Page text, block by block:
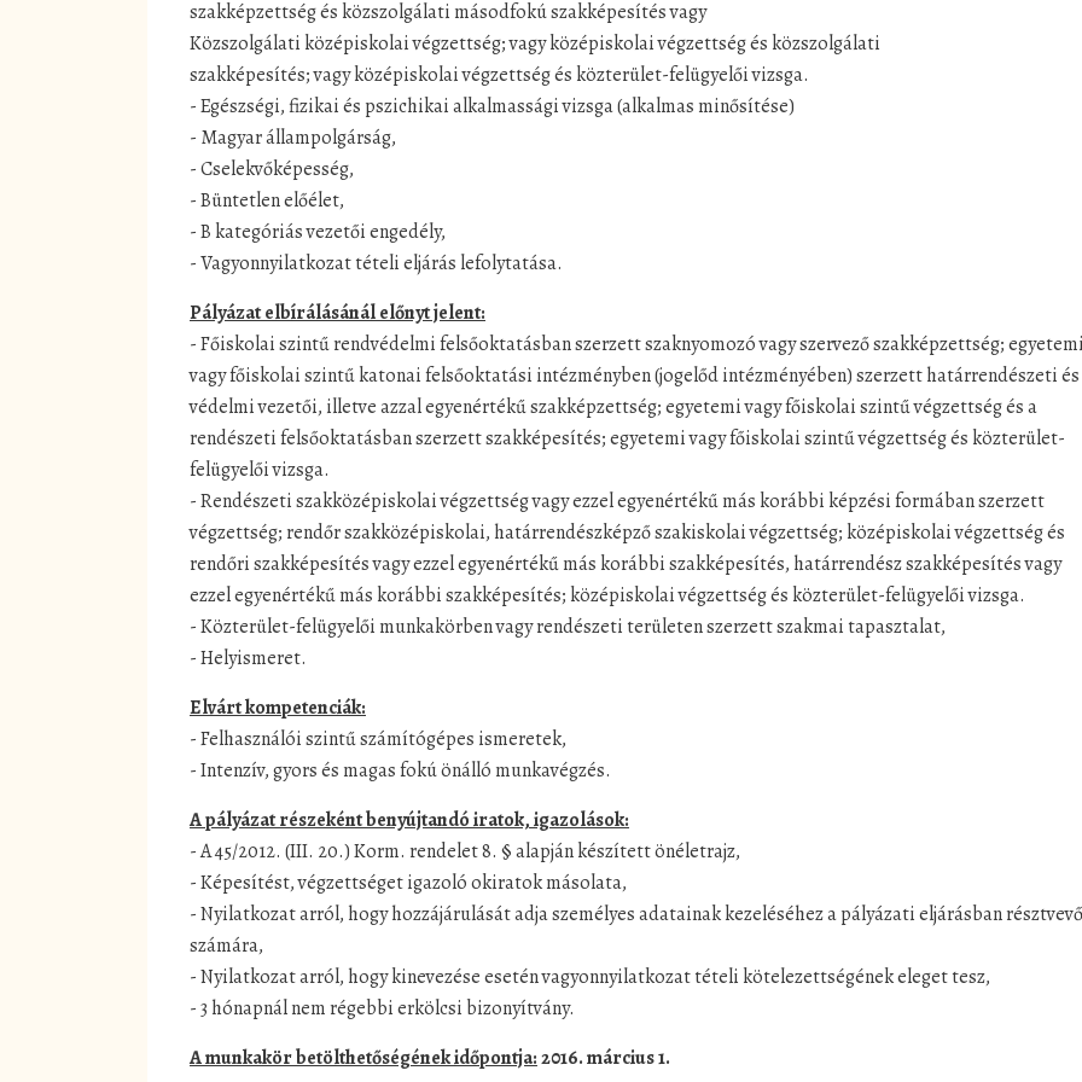
szakképzettség és közszolgálati másodfokú szakképesítés vagy
Közszolgálati középiskolai végzettség; vagy középiskolai végzettség és közszolgálati
szakképesítés; vagy középiskolai végzettség és közterület-felügyelői vizsga.
- Egészségi, fizikai és pszichikai alkalmassági vizsga (alkalmas minősítése)
- Magyar állampolgárság,
- Cselekvőképesség,
- Büntetlen előélet,
- B kategóriás vezetői engedély,
- Vagyonnyilatkozat tételi eljárás lefolytatása.
Pályázat elbírálásánál előnyt jelent:
- Főiskolai szintű rendvédelmi felsőoktatásban szerzett szaknyomozó vagy szervező szakképzettség;
vagy főiskolai szintű katonai felsőoktatási intézményben (jogelőd intézményében) szerzett határrendészeti és
védelmi vezetői, illetve azzal egyenértékű szakképzettség; egyetemi vagy főiskolai szintű végzettség és a
rendészeti felsőoktatásban szerzett szakképesítés; egyetemi vagy főiskolai szintű végzettség és közterület-
felügyelői vizsga.
- Rendészeti szakközépiskolai végzettség vagy ezzel egyenértékű más korábbi képzési formában szerzett
végzettség; rendőr szakközépiskolai, határrendészképző szakiskolai végzettség; középiskolai végzettség és
rendőri szakképesítés vagy ezzel egyenértékű más korábbi szakképesítés, határrendész szakképesítés vagy
ezzel egyenértékű más korábbi szakképesítés; középiskolai végzettség és közterület-felügyelői vizsga.
- Közterület-felügyelői munkakörben vagy rendészeti területen szerzett szakmai tapasztalat,
- Helyismeret.
Elvárt kompetenciák:
- Felhasználói szintű számítógépes ismeretek,
- Intenzív, gyors és magas fokú önálló munkavégzés.
A pályázat részeként benyújtandó iratok, igazolások:
- A 45/2012. (III. 20.) Korm. rendelet 8. § alapján készített önéletrajz,
- Képesítést, végzettséget igazoló okiratok másolata,
- Nyilatkozat arról, hogy hozzájárulását adja személyes adatainak kezeléséhez a pályázati eljárásban
számára,
- Nyilatkozat arról, hogy kinevezése esetén vagyonnyilatkozat tételi kötelezettségének eleget tesz,
- 3 hónapnál nem régebbi erkölcsi bizonyítvány.
A munkakör betölthetőségének időpontja:2016. március 1.